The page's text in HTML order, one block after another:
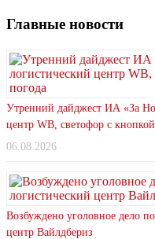
Главные новости
Утренний дайджест ИА «За
центр WB, светофор с
06.08.2026
Возбуждено уголовное дело
центр Вайлдбериз